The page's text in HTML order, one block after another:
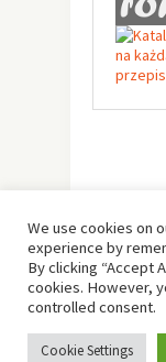
Designed &
We use cookies on
experience by
By clicking “Accept
cookies. However,
controlled consent.
Cookie Settings